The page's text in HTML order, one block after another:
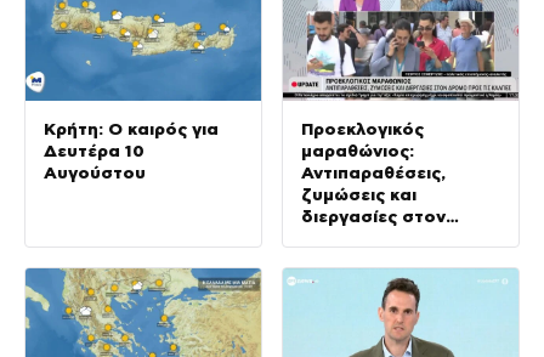
Κρήτη: Ο καιρός για
Δευτέρα 10
Αυγούστου
Προεκλογικός
μαραθώνιος:
Αντιπαραθέσεις,
ζυμώσεις και
διεργασίες στον